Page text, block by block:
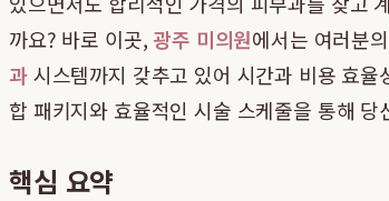
까요? 바로 이곳,광주 미의원에서는 여러분
과시스템까지 갖추고 있어 시간과 비용 효율
합 패키지와 효율적인 시술 스케줄을 통해
핵심 요약